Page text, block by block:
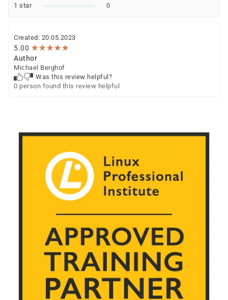
1 star
0
Created: 20.05.2023
5.00 ★★★★★
★★★★★
Author
Michael Berghof
Was this review helpful?
0 person found this review helpful